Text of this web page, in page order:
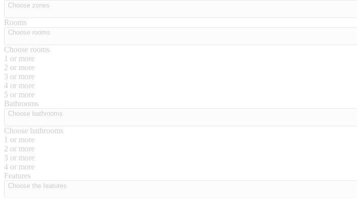
Choose zones
Rooms
Choose rooms
Choose rooms
1 or more
2 or more
3 or more
4 or more
5 or more
Bathrooms
Choose bathrooms
Choose bathrooms
1 or more
2 or more
3 or more
4 or more
Features
Choose the features